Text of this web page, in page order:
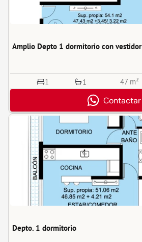
Amplio Depto 1 dormitorio con vestidor
1 1 47 m²
Contactar
Depto. 1 dormitorio